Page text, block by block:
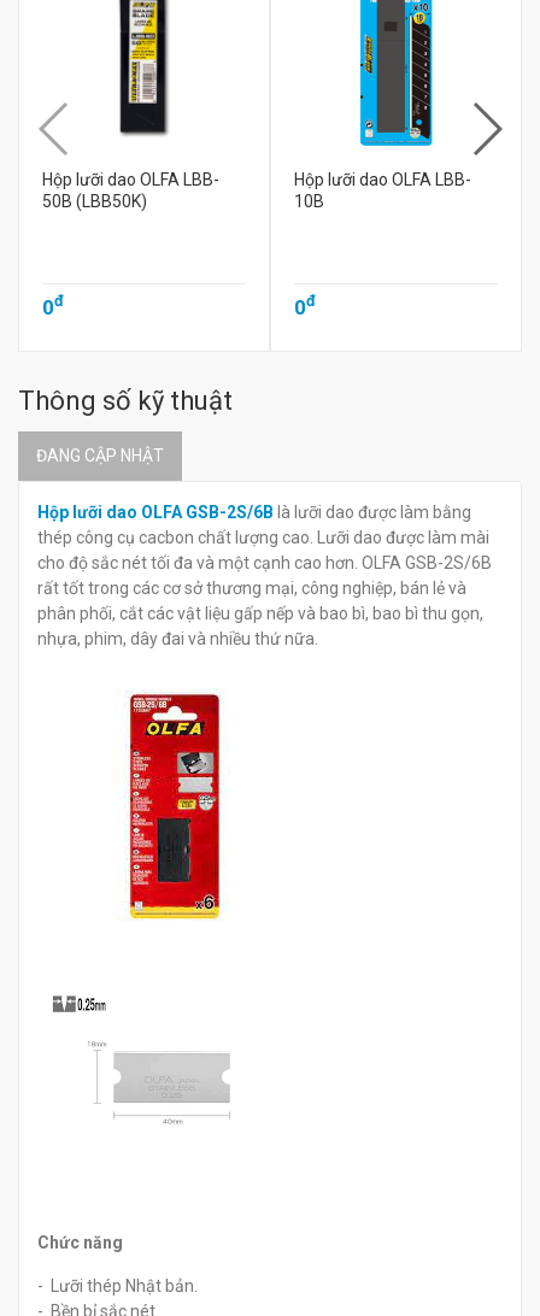
Hộp lưỡi dao OLFA LBB-
50B (LBB50K)
0đ
Hộp lưỡi dao OLFA LBB-
10B
0đ
Thông số kỹ thuật
ĐANG CẬP NHẬT
Hộp lưỡi dao OLFA GSB-2S/6B là lưỡi dao được làm bằng
thép công cụ cacbon chất lượng cao. Lưỡi dao được làm mài
cho độ sắc nét tối đa và một cạnh cao hơn. OLFA GSB-2S/6B
rất tốt trong các cơ sở thương mại, công nghiệp, bán lẻ và
phân phối, cắt các vật liệu gấp nếp và bao bì, bao bì thu gọn,
nhựa, phim, dây đai và nhiều thứ nữa.
Chức năng
- Lưỡi thép Nhật bản.
- Bền bỉ sắc nét.